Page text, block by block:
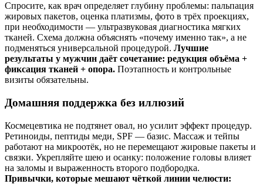
Спросите, как врач определяет глубину проблемы: пальпация
жировых пакетов, оценка платизмы, фото в трёх проекциях,
при необходимости — ультразвуковая диагностика мягких
тканей. Схема должна объяснять «почему именно так», а не
подменяться универсальной процедурой. Лучшие
результаты у мужчин даёт сочетание: редукция объёма +
фиксация тканей + опора. Поэтапность и контрольные
визиты обязательны.
Домашняя поддержка без иллюзий
Космецевтика не подтянет овал, но усилит эффект процедур.
Ретиноиды, пептиды меди, SPF — базис. Массаж и тейпы
работают на микроотёк, но не перемещают жировые пакеты и
связки. Укрепляйте шею и осанку: положение головы влияет
на заломы и выраженность второго подбородка.
Привычки, которые мешают чёткой линии челюсти: